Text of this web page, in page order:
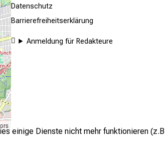
einige Dienste nicht mehr funktionieren
Datenschutz
Barrierefreiheitserklärung
Anmeldung für Redakteure